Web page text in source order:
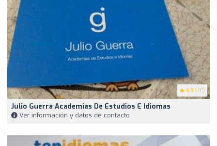
4.9 (111)
Julio Guerra Academias De Estudios E Idiomas
Ver información y datos de contacto